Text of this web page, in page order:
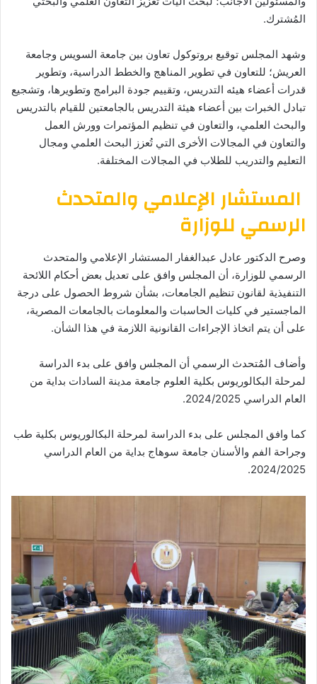
المُشترك.
وشهد المجلس توقيع بروتوكول تعاون بين جامعة السويس وجامعة
العريش؛ للتعاون في تطوير المناهج والخطط الدراسية، وتطوير
قدرات أعضاء هيئه التدريس، وتقييم جودة البرامج وتطويرها، وتشجيع
تبادل الخبرات بين أعضاء هيئة التدريس بالجامعتين للقيام بالتدريس
والبحث العلمي، والتعاون في تنظيم المؤتمرات وورش العمل
والتعاون في المجالات الأخرى التي تُعزز البحث العلمي ومجال
التعليم والتدريب للطلاب في المجالات المختلفة.
المستشار الإعلامي والمتحدث
الرسمي للوزارة
وصرح الدكتور عادل عبدالغفار المستشار الإعلامي والمتحدث
الرسمي للوزارة، أن المجلس وافق على تعديل بعض أحكام اللائحة
التنفيذية لقانون تنظيم الجامعات، بشأن شروط الحصول على درجة
الماجستير في كليات الحاسبات والمعلومات بالجامعات المصرية،
على أن يتم اتخاذ الإجراءات القانونية اللازمة في هذا الشأن.
وأضاف المُتحدث الرسمي أن المجلس وافق على بدء الدراسة
لمرحلة البكالوريوس بكلية العلوم جامعة مدينة السادات بداية من
العام الدراسي 2024/2025.
كما وافق المجلس على بدء الدراسة لمرحلة البكالوريوس بكلية طب
وجراحة الفم والأسنان جامعة سوهاج بداية من العام الدراسي
2024/2025.